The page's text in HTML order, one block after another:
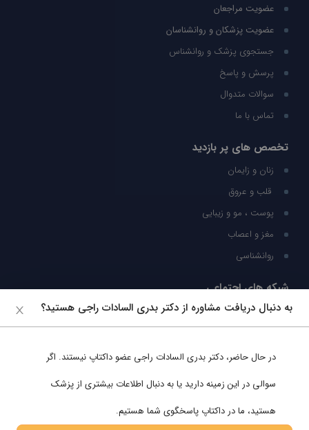
عضویت مراجعان
عضویت پزشکان و روانشناسان
جستجوی پزشک و روانشناس
پرسش و پاسخ
سوالات متدوال
تماس با ما
تخصص های پر بازدید
زنان و زایمان
قلب و عروق
پوست ، مو و زیبایی
مغز و اعصاب
روانشناسی
شبکه های اجتماعی
ما را در شبکه های اجتماعی دنبال کنید
به دنبال دریافت مشاوره از دکتر بدری السادات راجی هستید؟
در حال حاضر، دکتر بدری السادات راجی عضو داکتاپ نیستند. اگر
سوالی در این زمینه دارید یا به دنبال اطلاعات بیشتری از پزشک
هستید، ما در داکتاپ پاسخگوی شما هستیم.